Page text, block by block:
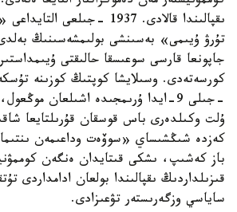
ىقپالىندا قالادى. 1937 -
تۇرۋ ۇيىمى» بەسىنشى بولىمشەسىنىڭ
جاپونعا قارسى سوعىسقا حالىقتى
-جىلى 9-ايدا ۇرىمجىدە اشىلعان
ۇلت وكىلدەرى باس قوسقان قۇرىلتايعا
كەزدە شىڭشىساي «سوۆەت وداعىمەن
باز كەشىپ، ىشكى قىتايدان ەنگەن
قىزىلداردىڭ ىقپالىندا بولعان ادامداردى
ساياسي وزگەرىستەر تۋعىزادى.